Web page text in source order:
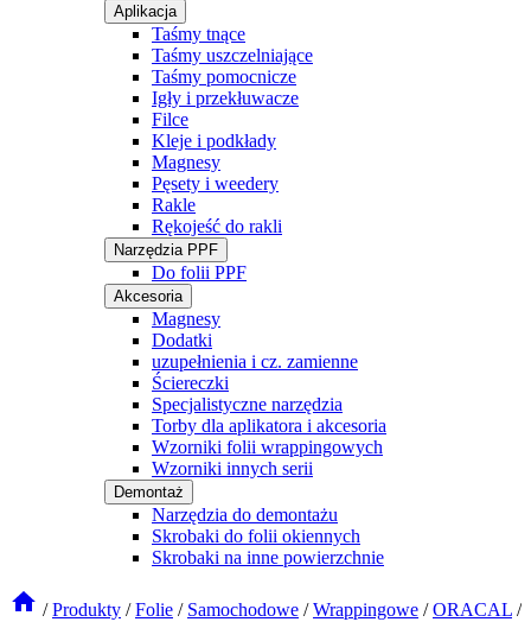
Aplikacja
Taśmy tnące
Taśmy uszczelniające
Taśmy pomocnicze
Igły i przekłuwacze
Filce
Kleje i podkłady
Magnesy
Pęsety i weedery
Rakle
Rękojeść do rakli
Narzędzia PPF
Do folii PPF
Akcesoria
Magnesy
Dodatki
uzupełnienia i cz. zamienne
Ściereczki
Specjalistyczne narzędzia
Torby dla aplikatora i akcesoria
Wzorniki folii wrappingowych
Wzorniki innych serii
Demontaż
Narzędzia do demontażu
Skrobaki do folii okiennych
Skrobaki na inne powierzchnie
/ Produkty / Folie / Samochodowe / Wrappingowe / ORACAL /